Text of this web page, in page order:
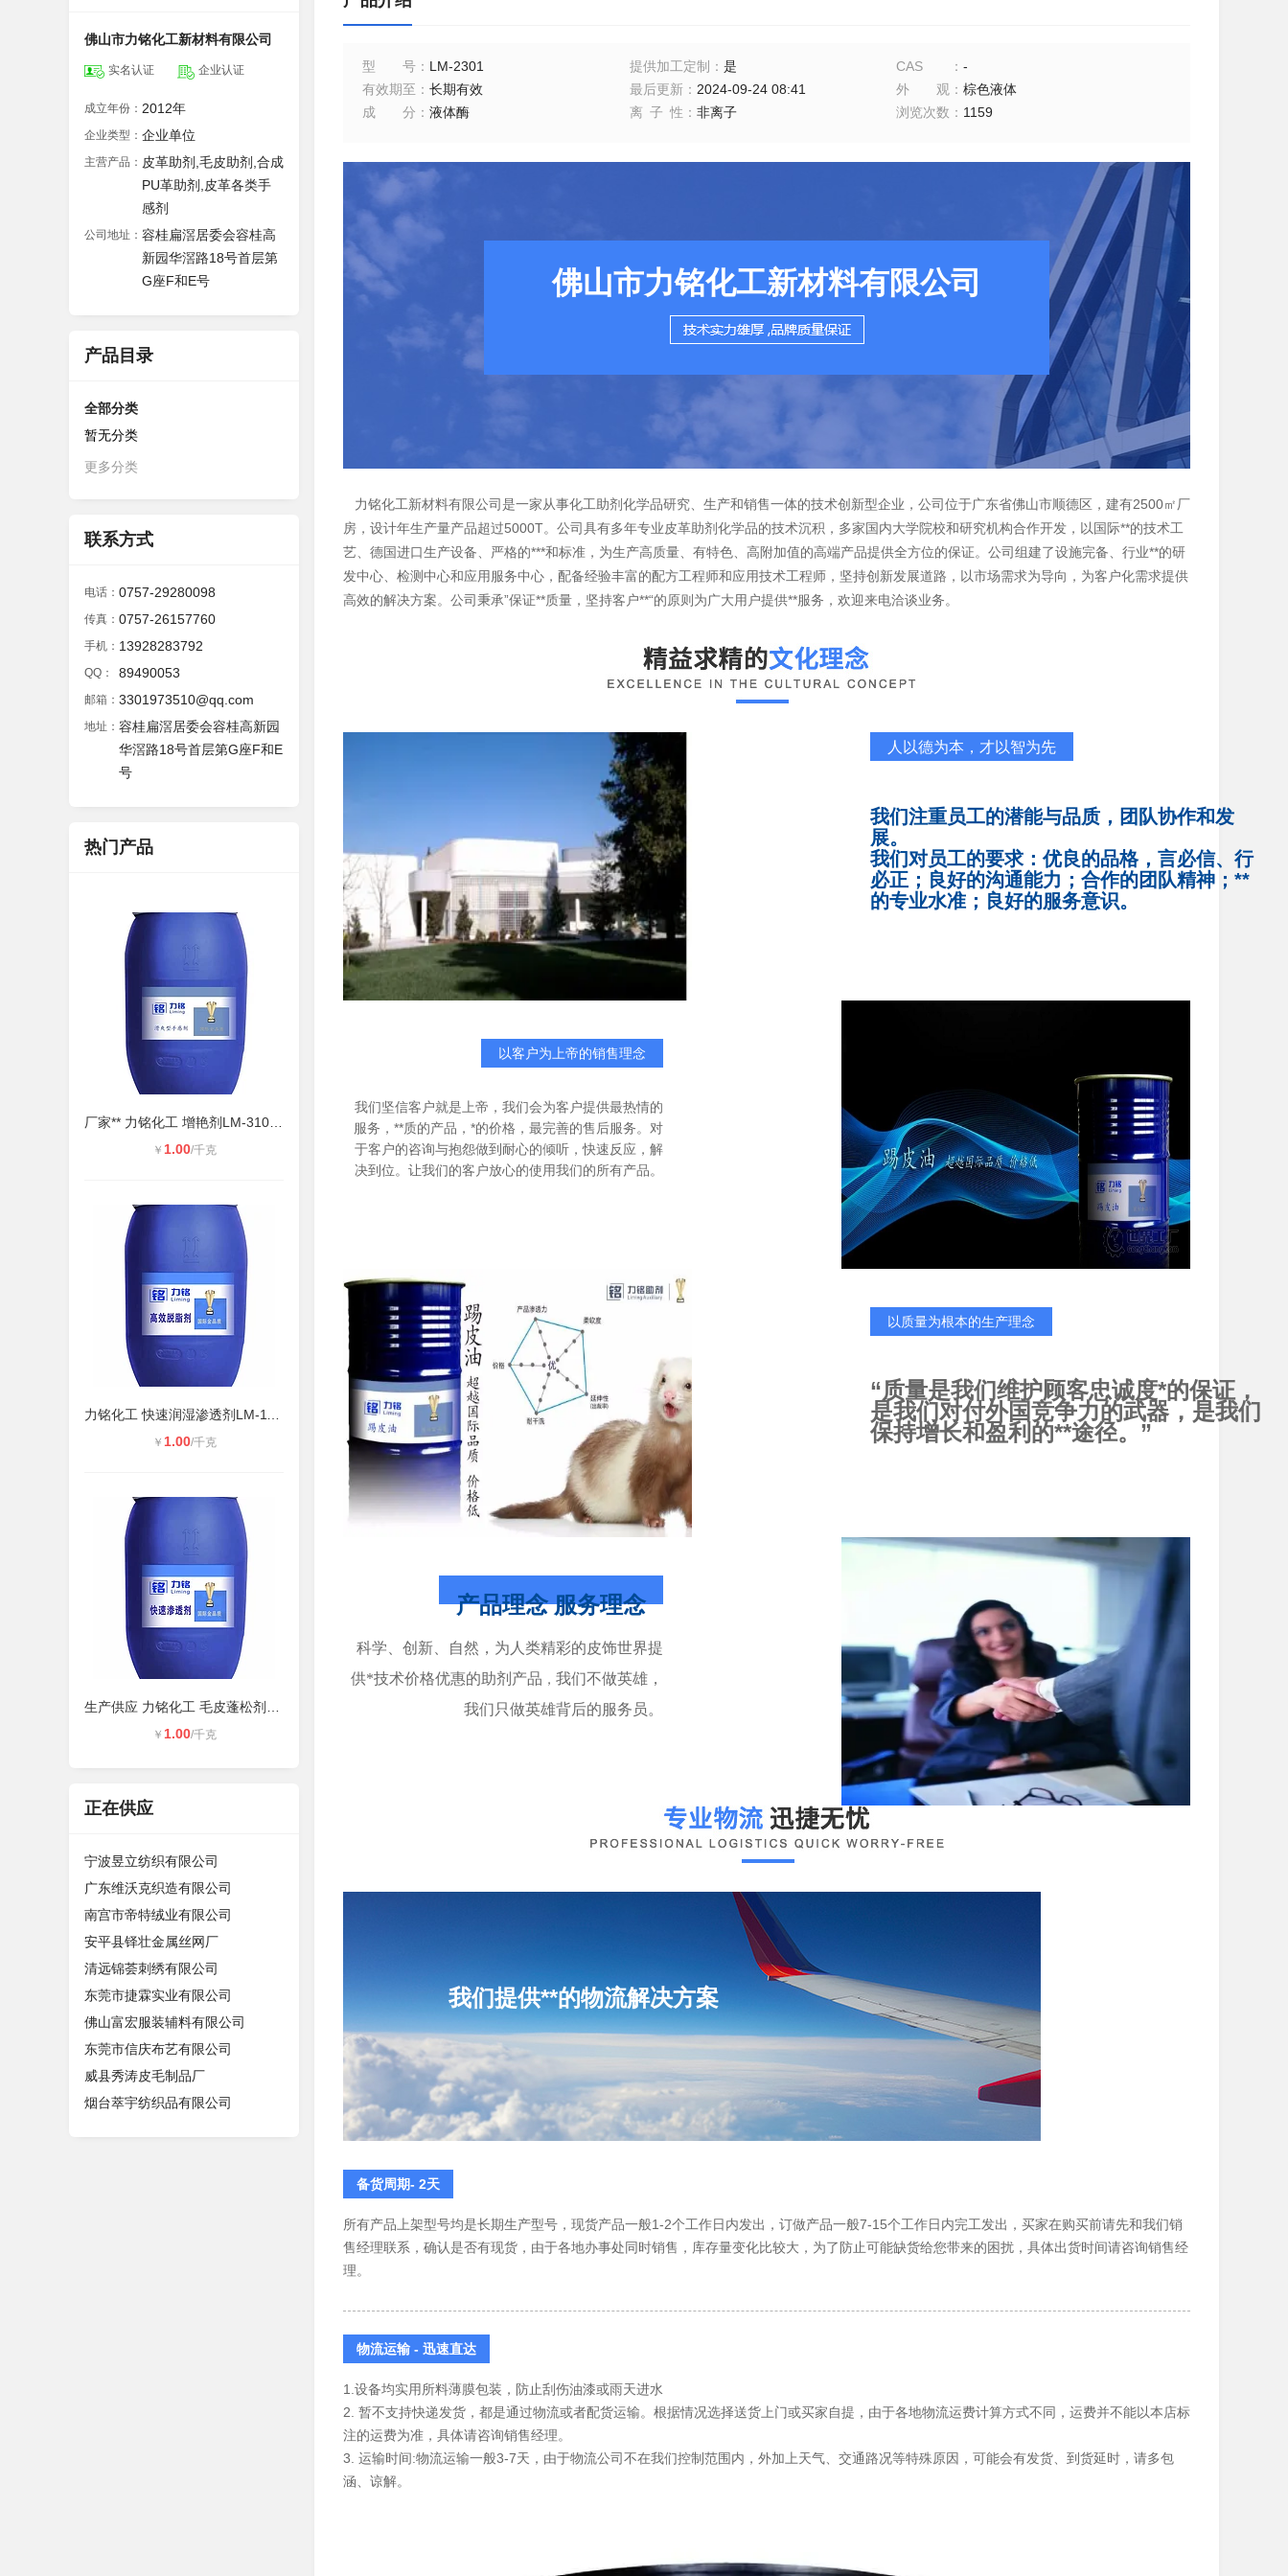
佛山市力铭化工新材料有限公司
实名认证 企业认证
成立年份： 2012年
企业类型： 企业单位
主营产品： 皮革助剂,毛皮助剂,合成
PU革助剂,皮革各类手
感剂
公司地址： 容桂扁滘居委会容桂高
新园华滘路18号首层第
G座F和E号
产品目录
全部分类
暂无分类
更多分类
联系方式
电话： 0757-29280098
传真： 0757-26157760
手机： 13928283792
QQ： 89490053
邮箱： 3301973510@qq.com
地址： 容桂扁滘居委会容桂高新园
华滘路18号首层第G座F和E
号
热门产品
￥ 1.00/千克
￥ 1.00/千克
￥ 1.00/千克
正在供应
宁波昱立纺织有限公司
广东维沃克织造有限公司
南宫市帝特绒业有限公司
安平县铎壮金属丝网厂
清远锦荟刺绣有限公司
东莞市捷霖实业有限公司
佛山富宏服装辅料有限公司
东莞市信庆布艺有限公司
威县秀涛皮毛制品厂
烟台萃宇纺织品有限公司
型号 ： LM-2301 提供加工定制 ： 是 CAS ：-
有效期至 ： 长期有效 最后更新： 2024-09-24 08:41 外观 ：棕色液体
成分 ： 液体酶 离子性 ： 非离子 浏览次数 ： 1159
佛山市力铭化工新材料有限公司
力铭化工新材料有限公司是一家从事化工助剂化学品研究、生产和销售一体的技术创新型企业，公司位于广东省佛山市顺德区，建有2500㎡厂
房，设计年生产量产品超过5000T。公司具有多年专业皮革助剂化学品的技术沉积，多家国内大学院校和研究机构合作开发，以国际**的技术工
艺、德国进口生产设备、严格的***和标准，为生产高质量、有特色、高附加值的高端产品提供全方位的保证。公司组建了设施完备、行业**的研
发中心、检测中心和应用服务中心，配备经验丰富的配方工程师和应用技术工程师，坚持创新发展道路，以市场需求为导向，为客户化需求提供
高效的解决方案。公司秉承”保证**质量，坚持客户**“的原则为广大用户提供**服务，欢迎来电洽谈业务。
人以德为本，才以智为先
我们注重员工的潜能与品质，团队协作和发
展。
我们对员工的要求：优良的品格，言必信、行
必正；良好的沟通能力；合作的团队精神；**
的专业水准；良好的服务意识。
以客户为上帝的销售理念
我们坚信客户就是上帝，我们会为客户提供最热情的
服务，**质的产品，*的价格，最完善的售后服务。对
于客户的咨询与抱怨做到耐心的倾听，快速反应，解
决到位。让我们的客户放心的使用我们的所有产品。
以质量为根本的生产理念
“质量是我们维护顾客忠诚度*的保证，
是我们对付外国竞争力的武器，是我们
保持增长和盈利的**途径。”
产品理念 服务理念
科学、创新、自然， 为人类精彩的皮饰世界提
供*技术价格优惠的助剂产品 ， 我们不做英雄，
我们只做英雄背后的服务员。
我们提供**的物流解决方案
备货周期- 2天
所有产品上架型号均是长期生产型号，现货产品一般1-2个工作日内发出，订做产品一般7-15个工作日内完工发出，买家在购买前请先和我们销
售经理联系，确认是否有现货，由于各地办事处同时销售，库存量变化比较大，为了防止可能缺货给您带来的困扰，具体出货时间请咨询销售经
理。
物流运输 - 迅速直达
1.设备均实用所料薄膜包装，防止刮伤油漆或雨天进水
2. 暂不支持快递发货，都是通过物流或者配货运输。根据情况选择送货上门或买家自提，由于各地物流运费计算方式不同，运费并不能以本店标
注的运费为准，具体请咨询销售经理。
3. 运输时间:物流运输一般3-7天，由于物流公司不在我们控制范围内，外加上天气、交通路况等特殊原因，可能会有发货、到货延时，请多包
涵、谅解。